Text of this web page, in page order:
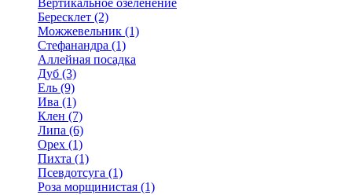
Вертикальное озеленение
Бересклет (2)
Можжевельник (1)
Стефанандра (1)
Аллейная посадка
Дуб (3)
Ель (9)
Ива (1)
Клен (7)
Липа (6)
Орех (1)
Пихта (1)
Псевдотсуга (1)
Роза морщинистая (1)